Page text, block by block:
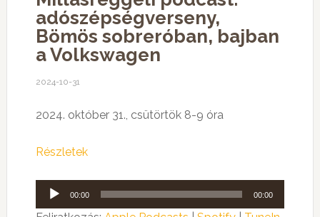
adószépségverseny,
Bömös sobreróban, bajban
a Volkswagen
2024-10-31
2024. október 31., csütörtök 8-9 óra
Részletek
Audió
lejátszó
00:00 00:00